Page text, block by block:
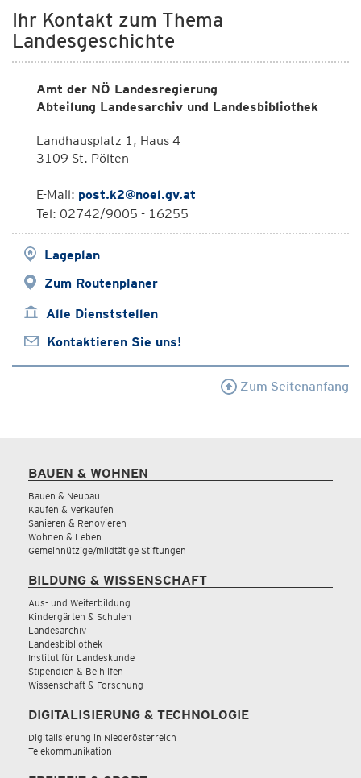
Ihr Kontakt zum Thema
Landesgeschichte
Amt der NÖ Landesregierung
Abteilung Landesarchiv und Landesbibliothek
Landhausplatz 1, Haus 4
3109 St. Pölten
E-Mail: post.k2@noel.gv.at
Tel: 02742/9005 - 16255
Lageplan
Zum Routenplaner
Alle Dienststellen
Kontaktieren Sie uns!
Zum Seitenanfang
BAUEN & WOHNEN
Bauen & Neubau
Kaufen & Verkaufen
Sanieren & Renovieren
Wohnen & Leben
Gemeinnützige/mildtätige Stiftungen
BILDUNG & WISSENSCHAFT
Aus- und Weiterbildung
Kindergärten & Schulen
Landesarchiv
Landesbibliothek
Institut für Landeskunde
Stipendien & Beihilfen
Wissenschaft & Forschung
DIGITALISIERUNG & TECHNOLOGIE
Digitalisierung in Niederösterreich
Telekommunikation